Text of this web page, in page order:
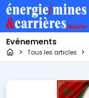
Evénements
Page d'accueil
Tous les articles